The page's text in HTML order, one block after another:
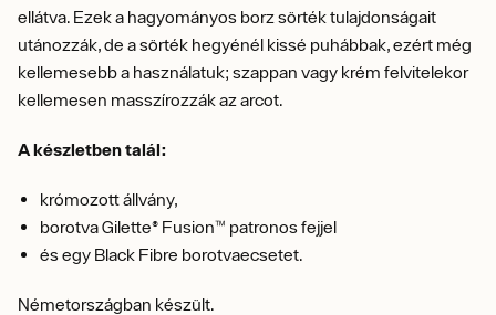
ellátva. Ezek a hagyományos borz sörték tulajdonságait
utánozzák, de a sörték hegyénél kissé puhábbak, ezért még
kellemesebb a használatuk; szappan vagy krém felvitelekor
kellemesen masszírozzák az arcot.
A készletben talál:
krómozott állvány,
borotva Gilette® Fusion™ patronos fejjel
és egy Black Fibre borotvaecsetet.
Németországban készült.